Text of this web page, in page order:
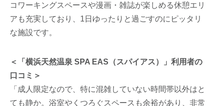
コワーキングスペースや漫画・雑誌が楽しめる休憩エリ
アも充実しており、1日ゆったりと過ごすのにピッタリ
な施設です。
＜「横浜天然温泉 SPA EAS（スパイアス）」利用者の
口コミ＞
「成人限定なので、特に混雑していない時間帯以外はと
ても静か。浴室やくつろぐスペースも余裕があり、非常